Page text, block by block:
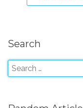
Search